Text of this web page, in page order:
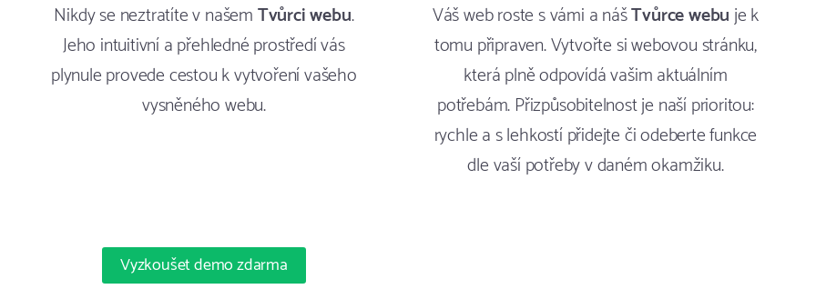
Nikdy se neztratíte v našemTvůrci webu.
Jeho intuitivní a přehledné prostředí vás
plynule provede cestou k vytvoření vašeho
vysněného webu.
Váš web roste s vámi a nášTvůrce webuje k
tomu připraven. Vytvořte si webovou stránku,
která plně odpovídá vašim aktuálním
potřebám. Přizpůsobitelnost je naší prioritou:
rychle a s lehkostí přidejte či odeberte funkce
dle vaší potřeby v daném okamžiku.
Vyzkoušet demo zdarma